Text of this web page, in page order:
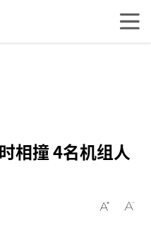
相撞 4名机组人